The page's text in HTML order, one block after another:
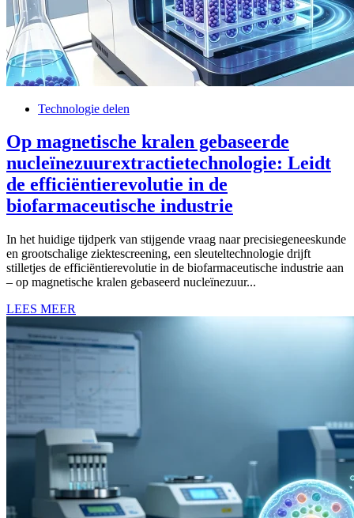
Technologie delen
Op magnetische kralen gebaseerde
nucleïnezuurextractietechnologie: Leidt
de efficiëntierevolutie in de
biofarmaceutische industrie
In het huidige tijdperk van stijgende vraag naar precisiegeneeskunde
en grootschalige ziektescreening, een sleuteltechnologie drijft
stilletjes de efficiëntierevolutie in de biofarmaceutische industrie aan
– op magnetische kralen gebaseerd nucleïnezuur...
LEES MEER